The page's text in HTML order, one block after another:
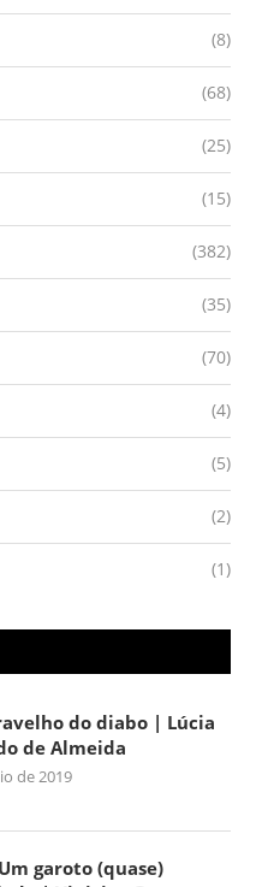
(8)
(68)
(25)
(15)
(382)
(35)
(70)
(4)
(5)
(2)
(1)
do diabo | Lúcia
de Almeida
de 2019
garoto (quase)